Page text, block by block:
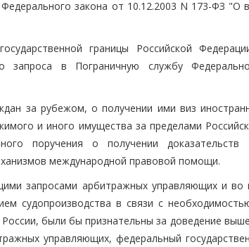
закона от 10.12.2003 N 173-ФЗ "О
границы Российской
запроса в Пограничную службу
за рубежом, о получении ими виз
и иного имущества за пределами
поручения о получении
международной правовой помощи.
запросами арбитражных управляющих и во
судопроизводства в связи с
были бы признательны за доведение
управляющих, федеральный